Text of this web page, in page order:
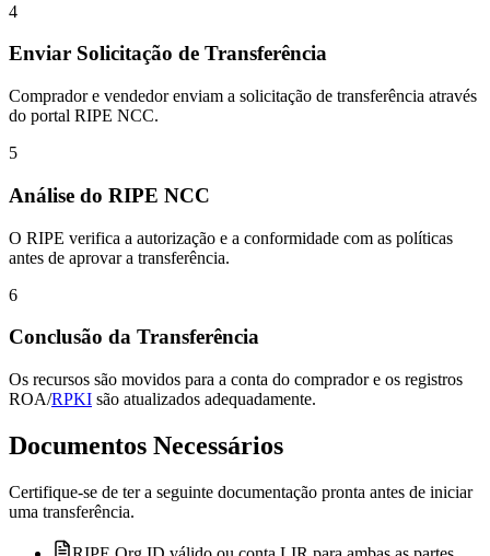
4
Enviar Solicitação de Transferência
Comprador e vendedor enviam a solicitação de transferência através
do portal RIPE NCC.
5
Análise do RIPE NCC
O RIPE verifica a autorização e a conformidade com as políticas
antes de aprovar a transferência.
6
Conclusão da Transferência
Os recursos são movidos para a conta do comprador e os registros
ROA/RPKI são atualizados adequadamente.
Documentos Necessários
Certifique-se de ter a seguinte documentação pronta antes de iniciar
uma transferência.